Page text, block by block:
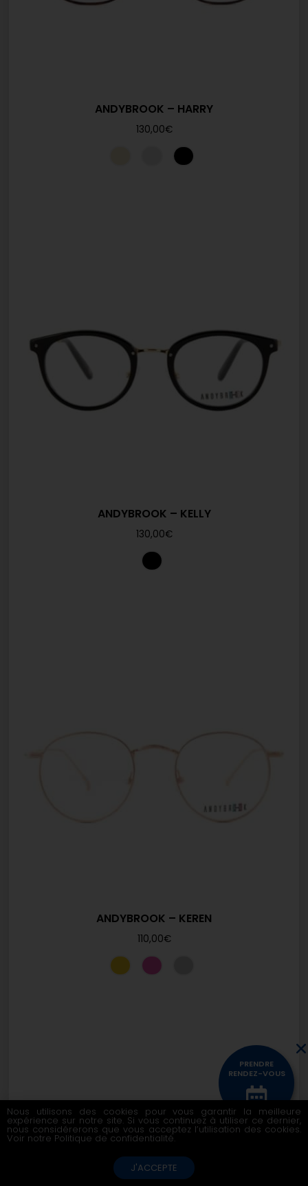
ANDYBROOK – HARRY
130,00€
ANDYBROOK – KELLY
130,00€
ANDYBROOK – KEREN
110,00€
PRENDRE
RENDEZ-VOUS
CONTACTEZ
Nous utilisons des cookies pour vous garantir la meilleure
expérience sur notre site. Si vous continuez à utiliser ce dernier,
nous considérerons que vous acceptez l’utilisation des cookies.
Voir notre Politique de confidentialité
J'ACCEPTE